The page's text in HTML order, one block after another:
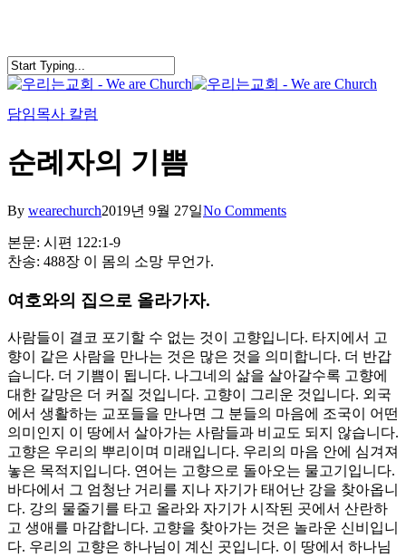
content
담임목사 칼럼
순례자의 기쁨
By wearechurch2019년 9월 27일No Comments
본문: 시편 122:1-9
찬송: 488장 이 몸의 소망 무언가.
여호와의 집으로 올라가자.
사람들이 결코 포기할 수 없는 것이 고향입니다. 타지에서 고
향이 같은 사람을 만나는 것은 많은 것을 의미합니다. 더 반갑
습니다. 더 기쁨이 됩니다. 나그네의 삶을 살아갈수록 고향에
대한 갈망은 더 커질 것입니다. 고향이 그리운 것입니다. 외국
에서 생활하는 교포들을 만나면 그 분들의 마음에 조국이 어떤
의미인지 이 땅에서 살아가는 사람들과 비교도 되지 않습니다.
고향은 우리의 뿌리이며 미래입니다. 우리의 마음 안에 심겨져
놓은 목적지입니다. 연어는 고향으로 돌아오는 물고기입니다.
바다에서 그 엄청난 거리를 지나 자기가 태어난 강을 찾아옵니
다. 강의 물줄기를 타고 올라와 자기가 시작된 곳에서 산란하
고 생애를 마감합니다. 고향을 찾아가는 것은 놀라운 신비입니
다. 우리의 고향은 하나님이 계신 곳입니다. 이 땅에서 하나님